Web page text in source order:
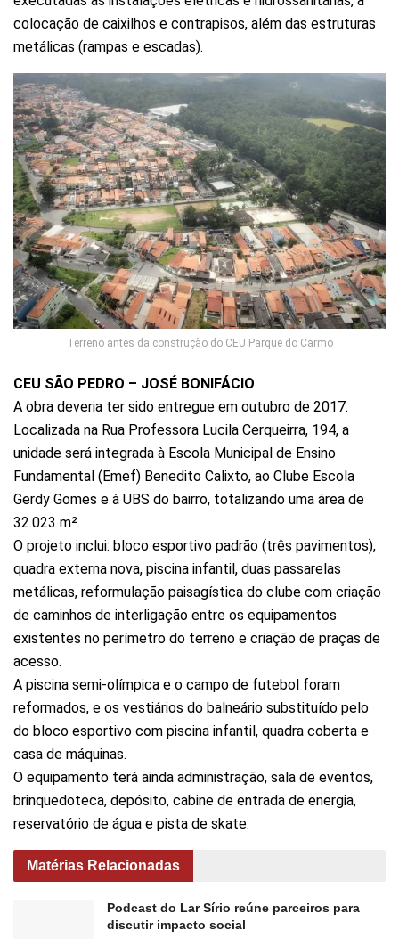
colocação de caixilhos e contrapisos, além das estruturas
metálicas (rampas e escadas).
Terreno antes da construção do CEU Parque do Carmo
CEU SÃO PEDRO – JOSÉ BONIFÁCIO
A obra deveria ter sido entregue em outubro de 2017.
Localizada na Rua Professora Lucila Cerqueirra, 194, a
unidade será integrada à Escola Municipal de Ensino
Fundamental (Emef) Benedito Calixto, ao Clube Escola
Gerdy Gomes e à UBS do bairro, totalizando uma área de
32.023 m².
O projeto inclui: bloco esportivo padrão (três pavimentos),
quadra externa nova, piscina infantil, duas passarelas
metálicas, reformulação paisagística do clube com criação
de caminhos de interligação entre os equipamentos
existentes no perímetro do terreno e criação de praças de
acesso.
A piscina semi-olímpica e o campo de futebol foram
reformados, e os vestiários do balneário substituído pelo
do bloco esportivo com piscina infantil, quadra coberta e
casa de máquinas.
O equipamento terá ainda administração, sala de eventos,
brinquedoteca, depósito, cabine de entrada de energia,
reservatório de água e pista de skate.
Matérias Relacionadas
Podcast do Lar Sírio reúne parceiros para
discutir impacto social